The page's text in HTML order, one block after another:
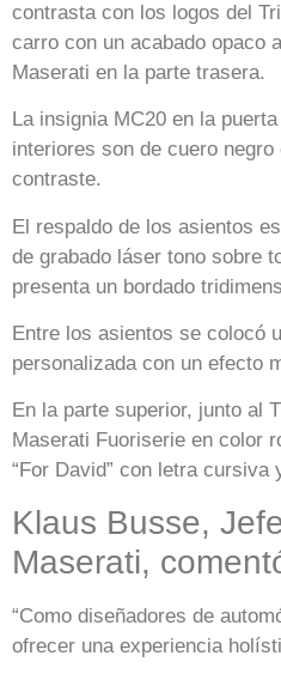
contrasta con los logos del
carro con un acabado opaco
Maserati en la parte trasera.
La insignia MC20 en la
interiores son de cuero
contraste.
El respaldo de los asientos
de grabado láser tono sobre
presenta un bordado
Entre los asientos se colocó
personalizada con un efecto
En la parte superior, junto al
Maserati Fuoriserie en color
“For David” con letra cursiva
Klaus Busse,
Maserati,
“Como diseñadores de
ofrecer una experiencia